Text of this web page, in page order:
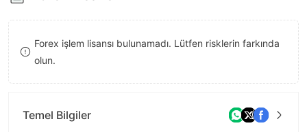
7
8
9
Forex işlem lisansı bulunamadı. Lütfen risklerin farkında
olun.
Temel Bilgiler